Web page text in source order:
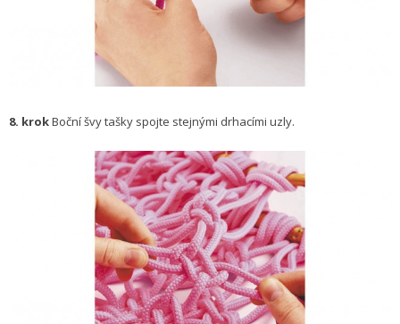
8. krokBoční švy tašky spojte stejnými drhacími uzly.